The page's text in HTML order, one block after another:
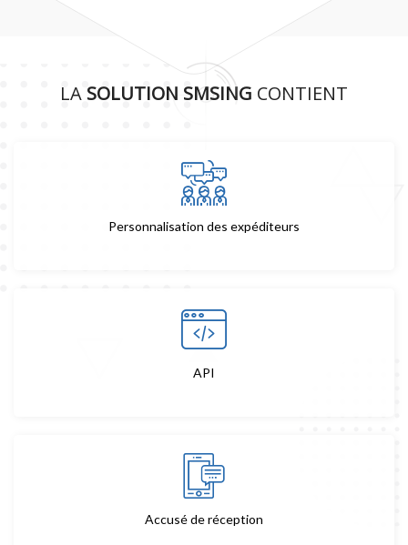
LA SOLUTION SMSING CONTIENT
Personnalisation des expéditeurs
API
Accusé de réception